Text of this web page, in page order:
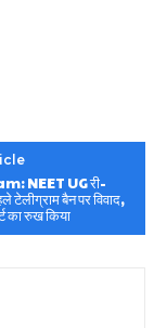
NEET UG री-
टेलीग्राम बैन पर विवाद,
का रुख किया